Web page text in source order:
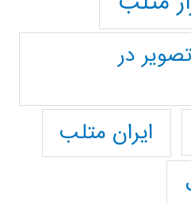
در
ایران متلب